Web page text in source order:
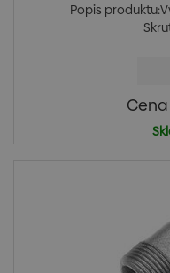
Popis